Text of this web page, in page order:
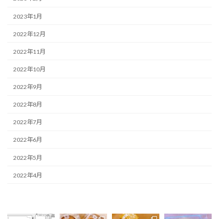
2023年1月
2022年12月
2022年11月
2022年10月
2022年9月
2022年8月
2022年7月
2022年6月
2022年5月
2022年4月